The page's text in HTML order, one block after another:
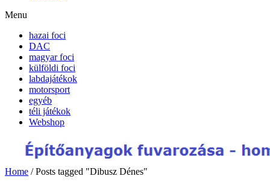
Menu
hazai foci
DAC
magyar foci
külföldi foci
labdajátékok
motorsport
egyéb
téli játékok
Webshop
Home /Posts tagged "Dibusz Dénes"